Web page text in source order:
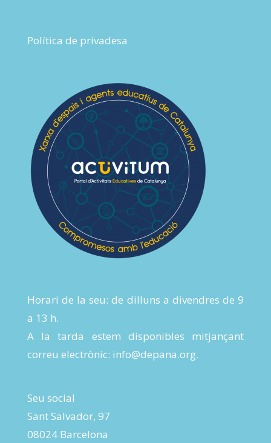
Política de privadesa
Horari de la seu: de dilluns a divendres de 9
a 13 h.
A la tarda estem disponibles mitjançant
correu electrònic: info@depana.org.
Seu social
Sant Salvador, 97
08024 Barcelona